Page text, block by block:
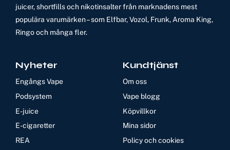
juicer, shortfills och nikotinsalter från marknadens mest
populära varumärken – som Elfbar, Vozol, Frunk, Aroma King,
Ringo och många fler.
Nyheter
Engångs Vape
Podsystem
E-juice
E-cigaretter
REA
Kundtjänst
Om oss
Vape blogg
Köpvillkor
Mina sidor
Policy och cookies